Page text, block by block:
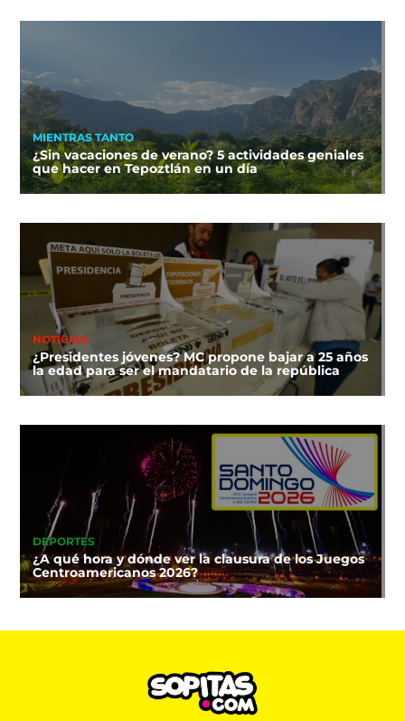
MIENTRAS TANTO
¿Sin vacaciones de verano? 5 actividades geniales
que hacer en Tepoztlán en un día
NOTICIAS
¿Presidentes jóvenes? MC propone bajar a 25 años
la edad para ser el mandatario de la república
DEPORTES
¿A qué hora y dónde ver la clausura de los Juegos
Centroamericanos 2026?